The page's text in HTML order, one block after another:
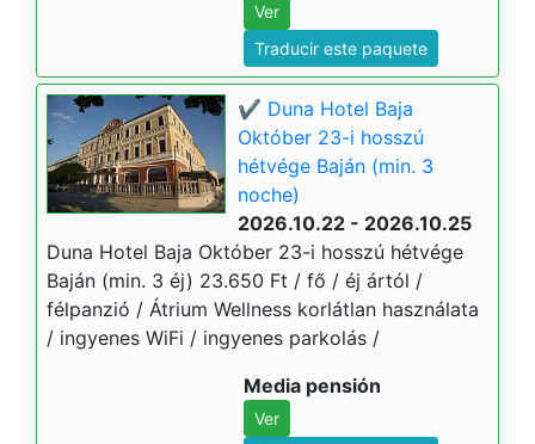
Ver
Traducir este paquete
✔️ Duna Hotel Baja
Október 23-i hosszú
hétvége Baján (min. 3
noche)
2026.10.22 - 2026.10.25
Duna Hotel Baja Október 23-i hosszú hétvége
Baján (min. 3 éj) 23.650 Ft / fő / éj ártól /
félpanzió / Átrium Wellness korlátlan használata
/ ingyenes WiFi / ingyenes parkolás /
Media pensión
Ver